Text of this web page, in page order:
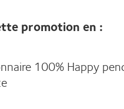
promotion en :
100% Happy